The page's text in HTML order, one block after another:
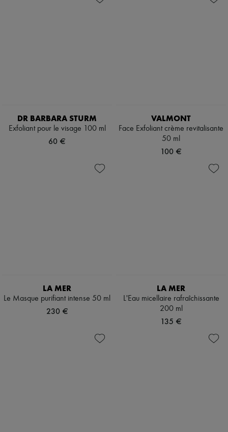
DR BARBARA STURM
Exfoliant pour le visage 100 ml
60 €
VALMONT
Face Exfoliant crème revitalisante
50 ml
100 €
LA MER
Le Masque purifiant intense 50 ml
230 €
LA MER
L'Eau micellaire rafraîchissante
200 ml
135 €